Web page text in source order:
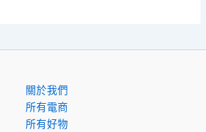
關於我們
所有電商
所有好物